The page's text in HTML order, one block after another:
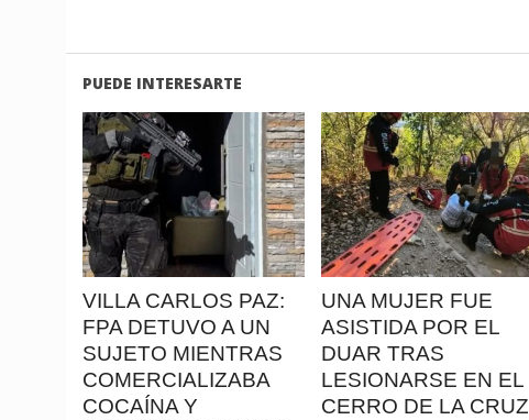
PUEDE INTERESARTE
LEER
MAS
VILLA CARLOS PAZ:
FPA DETUVO A UN
SUJETO MIENTRAS
COMERCIALIZABA
COCAÍNA Y
LEER
MAS
UNA MUJER FUE
ASISTIDA POR EL
DUAR TRAS
LESIONARSE EN EL
CERRO DE LA CRUZ